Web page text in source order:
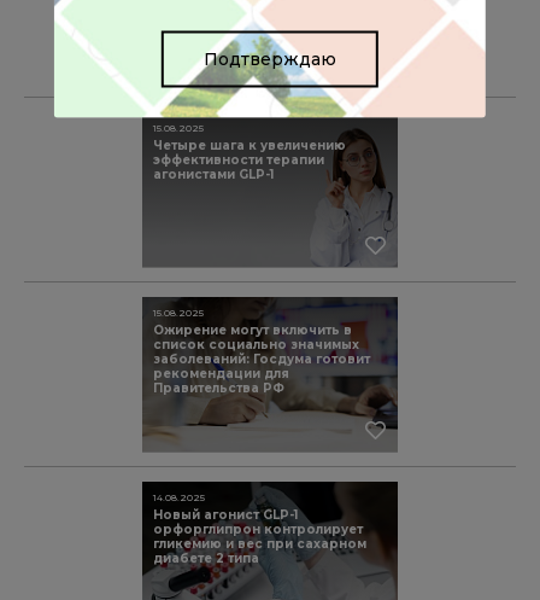
Четыре шага к увеличению
эффективности терапии
агонистами GLP-1
15.08.2025
Ожирение могут включить в
список социально значимых
заболеваний: Госдума готовит
рекомендации для
Правительства РФ
15.08.2025
Новый агонист GLP-1
орфорглипрон контролирует
гликемию и вес при сахарном
диабете 2 типа
14.08.2025
Подтверждаю